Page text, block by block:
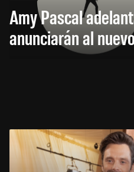
Amy Pascal
anunciarán al